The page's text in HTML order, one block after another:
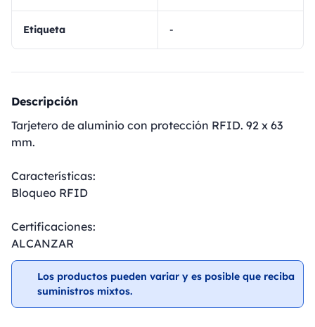
Etiqueta -
Descripción
Tarjetero de aluminio con protección RFID. 92 x 63
mm.
Características:
Bloqueo RFID
Certificaciones:
ALCANZAR
Los productos pueden variar y es posible que reciba
suministros mixtos.